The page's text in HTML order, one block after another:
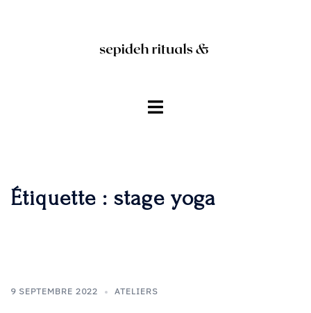
Ouvrir/fermer
Étiquette : stage yoga
9 SEPTEMBRE 2022 ATELIERS